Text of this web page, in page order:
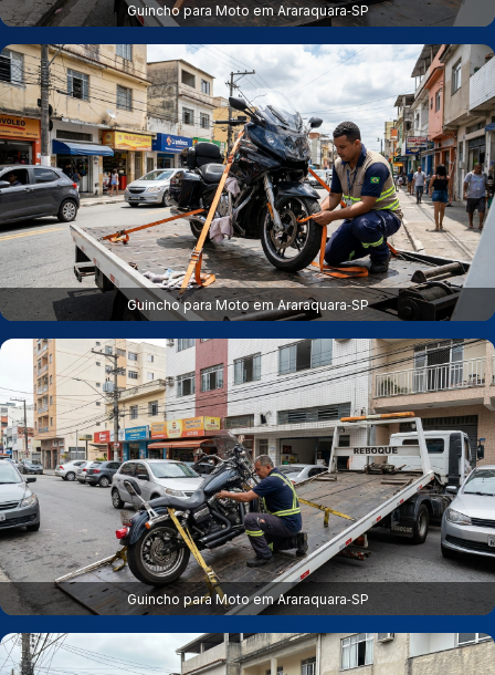
Guincho para Moto em Araraquara‑SP
Guincho para Moto em Araraquara‑SP
Guincho para Moto em Araraquara‑SP